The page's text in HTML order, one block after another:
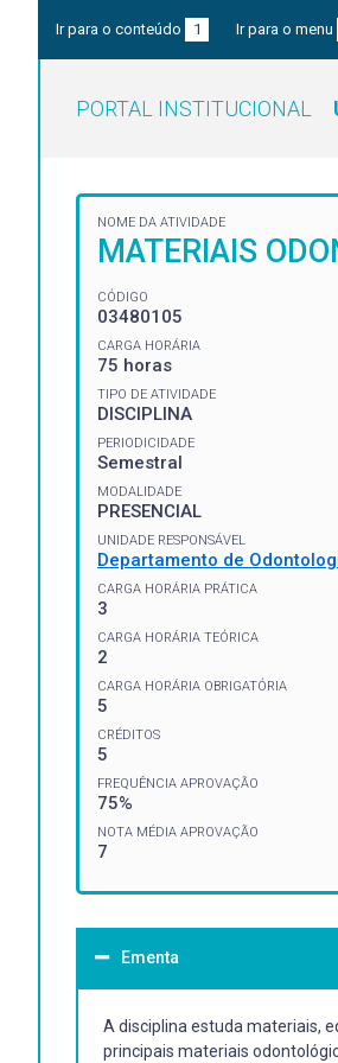
Ir para o conteúdo 1 Ir para o menu
PORTAL INSTITUCIONAL
NOME DA ATIVIDADE
MATERIAIS
CÓDIGO
03480105
CARGA HORÁRIA
75 horas
TIPO DE ATIVIDADE
DISCIPLINA
PERIODICIDADE
Semestral
MODALIDADE
PRESENCIAL
UNIDADE RESPONSÁVEL
Departamento de
CARGA HORÁRIA PRÁTICA
3
CARGA HORÁRIA TEÓRICA
2
CARGA HORÁRIA OBRIGATÓRIA
5
CRÉDITOS
5
FREQUÊNCIA APROVAÇÃO
75%
NOTA MÉDIA APROVAÇÃO
7
Ementa
A disciplina estuda materiais,
principais materiais